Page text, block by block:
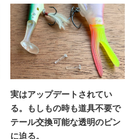
実はアップデートされてい
る。もしもの時も道具不要で
テール交換可能な透明のピン
に迫る。